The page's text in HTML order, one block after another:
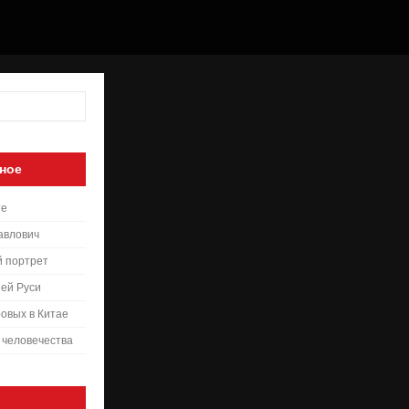
портрет
Руси
в Китае